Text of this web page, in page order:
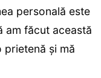
personală este
am făcut această
prietenă și mă